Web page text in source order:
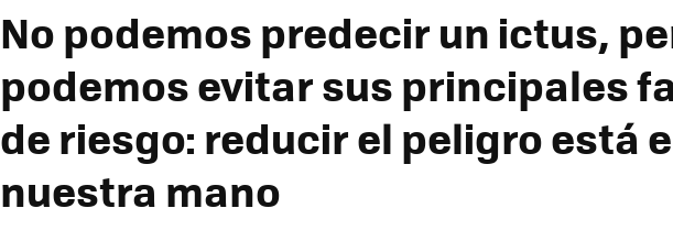
No podemos predecir un ictus,
podemos evitar sus principales
de riesgo: reducir el peligro está
nuestra mano